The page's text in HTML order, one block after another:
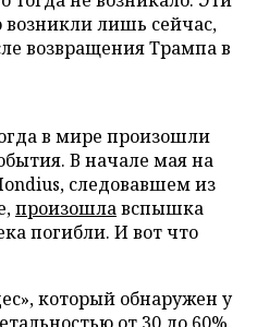
возникли лишь сейчас,
возвращения Трампа в
в мире произошли
В начале мая на
следовавшем из
произошлавспышка
погибли. И вот что
который обнаружен у